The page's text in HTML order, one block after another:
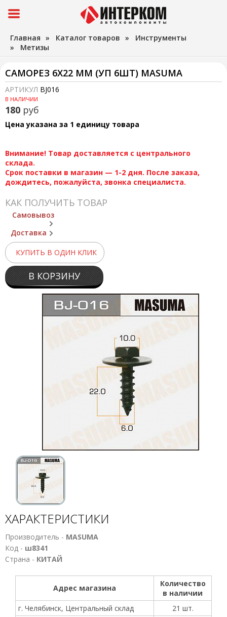
Главная » Каталог товаров » Инструменты
» Метизы
САМОРЕЗ 6X22 ММ (УП 6ШТ) MASUMA
АРТИКУЛ BJ016
В НАЛИЧИИ
180 руб
Цена указана за 1 единицу товара
Внимание! Товар доставляется с центрального
склада.
Срок поставки в магазин — 1-2 дня. После заказа,
дождитесь, пожалуйста, звонка специалиста.
КАК ПОЛУЧИТЬ ТОВАР
Самовывоз
Доставка
КУПИТЬ В ОДИН КЛИК
В КОРЗИНУ
ХАРАКТЕРИСТИКИ
Производитель - MASUMA
Код - ш8341
Страна - КИТАЙ
Адрес магазина
Количество
в наличии
г. Челябинск, Центральный склад
21 шт.